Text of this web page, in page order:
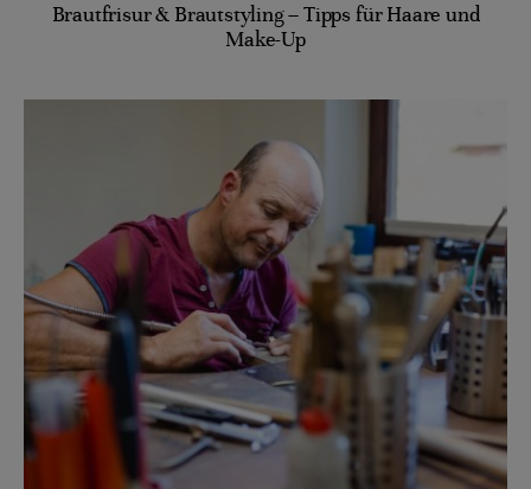
Brautfrisur & Brautstyling – Tipps für Haare und
Make-Up